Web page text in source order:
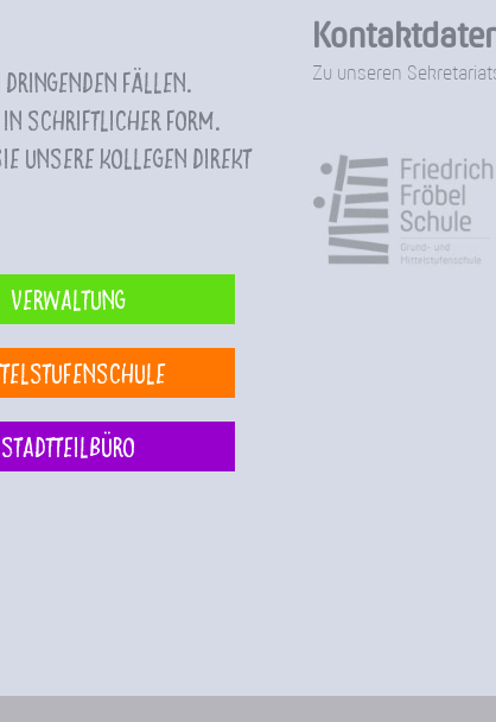
Fällen.
in schriftlicher Form.
unsere Kollegen direkt
Verwaltung
Stadtteilbüro
Zu unseren